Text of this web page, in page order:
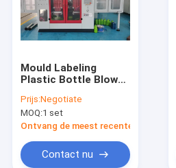
Mould Labeling
Plastic Bottle Blow
voor Driedubbele
Productie en PVC
Compatibiliteit
Prijs:Negotiate
MOQ:1 set
Ontvang de meest recente Prijs
Contact nu